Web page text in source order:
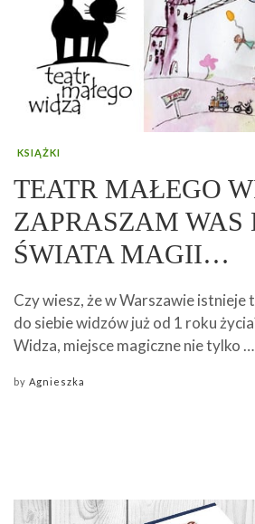
KSIĄŻKI
TEATR MAŁEGO
ZAPRASZAM WAS
ŚWIATA MAGII…
Czy wiesz, że w Warszawie
do siebie widzów już od 1 roku
Widza, miejsce magiczne nie tylko …
by Agnieszka